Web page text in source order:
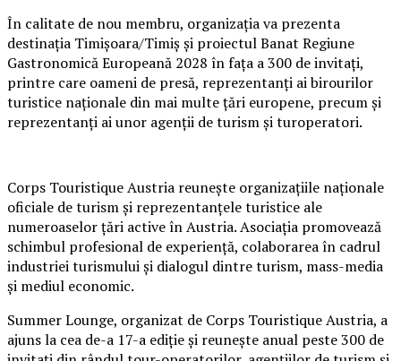
În calitate de nou membru, organizația va prezenta
destinația Timișoara/Timiș și proiectul Banat Regiune
Gastronomică Europeană 2028 în fața a 300 de invitați,
printre care oameni de presă, reprezentanți ai birourilor
turistice naționale din mai multe țări europene, precum și
reprezentanți ai unor agenții de turism și turoperatori.
Corps Touristique Austria reunește organizațiile naționale
oficiale de turism și reprezentanțele turistice ale
numeroaselor țări active în Austria. Asociația promovează
schimbul profesional de experiență, colaborarea în cadrul
industriei turismului și dialogul dintre turism, mass-media
și mediul economic.
Summer Lounge, organizat de Corps Touristique Austria, a
ajuns la cea de-a 17-a ediție și reunește anual peste 300 de